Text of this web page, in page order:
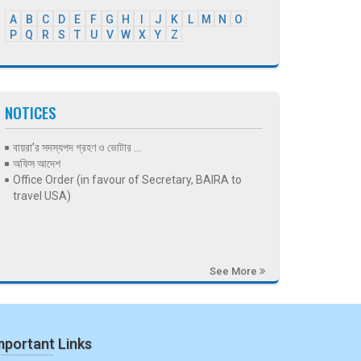
A B C D E F G H J K L M N
O
P
Q R S T U V W X Y Z
NOTICES
বায়রা’র সদস্যপদ গ্রহণ ও ভোটার ...
অফিস আদেশ
Office Order (in favour of Secretary, BAIRA to
travel USA)
See More
Links